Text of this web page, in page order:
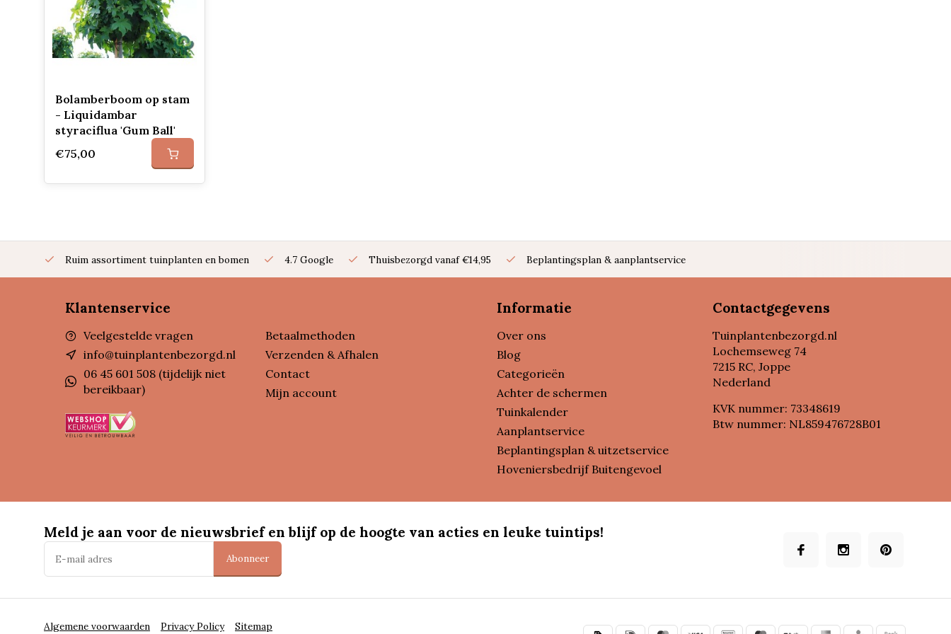
Bolamberboom op stam
- Liquidambar
styraciflua 'Gum Ball'
€75,00
Ruim assortiment tuinplanten en bomen 4.7 Google Thuisbezorgd vanaf €14,95 Beplantingsplan & aanplantservice
Klantenservice
Veelgestelde vragen
info@tuinplantenbezorgd.nl
06 45 601 508 (tijdelijk niet
bereikbaar)
Betaalmethoden
Verzenden & Afhalen
Contact
Mijn account
Informatie
Over ons
Blog
Categorieën
Achter de schermen
Tuinkalender
Aanplantservice
Beplantingsplan & uitzetservice
Hoveniersbedrijf Buitengevoel
Contactgegevens
Tuinplantenbezorgd.nl
Lochemseweg 74
7215 RC, Joppe
Nederland
KVK nummer: 73348619
Btw nummer: NL859476728B01
Meld je aan voor de nieuwsbrief en blijf op de hoogte van acties en leuke tuintips!
Abonneer
Algemene voorwaarden Privacy Policy Sitemap